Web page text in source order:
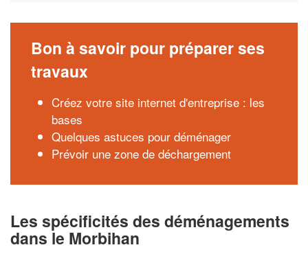
Bon à savoir pour préparer ses
travaux
Créez votre site internet d'entreprise : les
bases
Quelques astuces pour déménager
Prévoir une zone de déchargement
Les spécificités des déménagements
dans le Morbihan